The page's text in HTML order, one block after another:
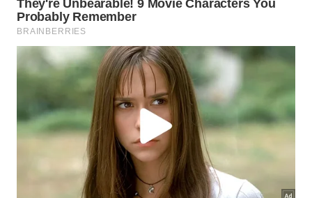
sujeira semcomprometeras rarascoresoriginais.
A próxima etapa dos trabalhos envolve a busca
contínua pelas tumbas originais de onde esses
caixões foram transferidos no passado. Essa
investigação detalhada pretende esclarecer se as
cantoras foram sepultadas juntas inicialmente ou
reunidas tardiamente por
motivos desegurança
institucional
nessa importante fasehistórica.
Referências:Ministry of Tourism and Antiquities –
Finding “a cache of colorful sarcophagi of Amun’s